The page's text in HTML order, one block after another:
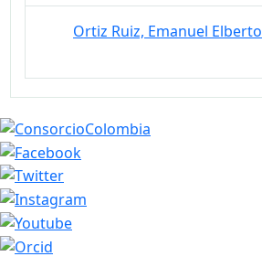
Ortiz Ruiz, Emanuel Elberto